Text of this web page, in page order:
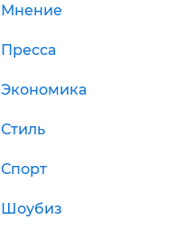
Мнение
Пресса
Экономика
Стиль
Спорт
Шоубиз